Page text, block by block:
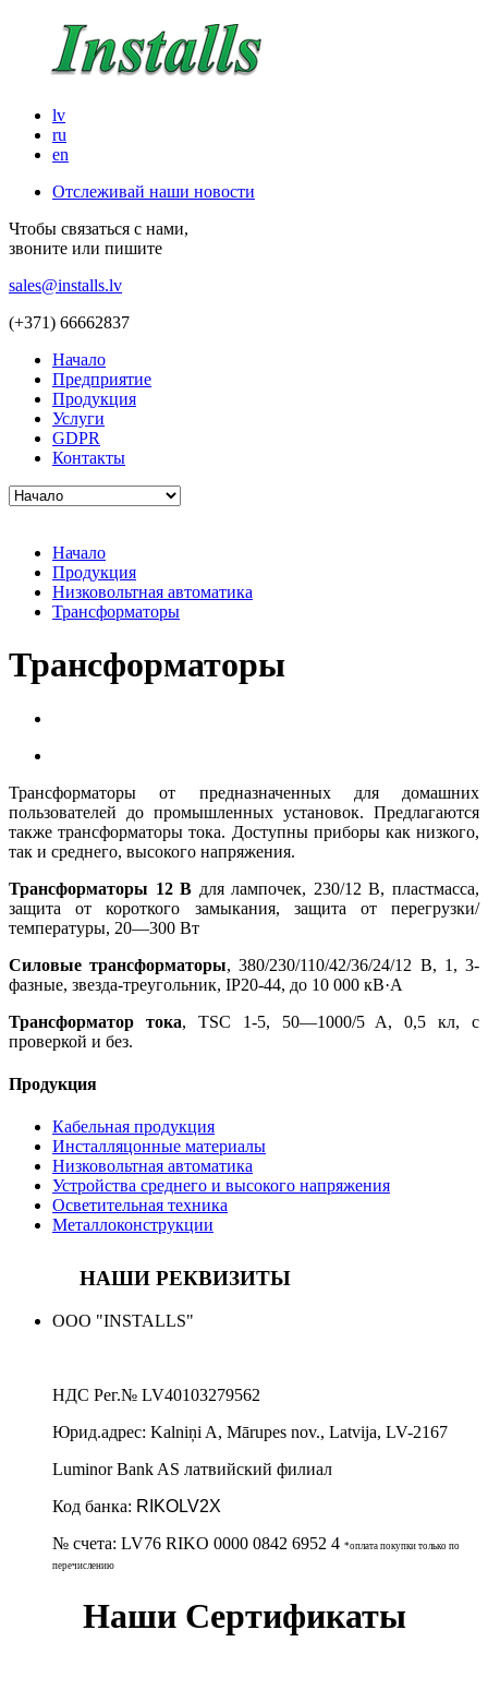
lv
ru
en
Отслеживай наши новости
Чтобы связаться с нами,
звоните или пишите
sales@installs.lv
(+371) 66662837
Начало
Предприятие
Продукция
Услуги
GDPR
Контакты
Начало
Продукция
Низковольтная автоматика
Трансформаторы
Трансформаторы
Трансформаторы от предназначенных для домашних
пользователей до промышленных установок. Предлагаются
также трансформаторы тока. Доступны приборы как низкого,
так и среднего, высокого напряжения.
Трансформаторы 12 В для лампочек, 230/12 В, пластмасса,
защита от короткого замыкания, защита от перегрузки/
температуры, 20—300 Вт
Силовые трансформаторы, 380/230/110/42/36/24/12 В, 1, 3-
фазные, звезда-треугольник, IP20-44, до 10 000 кВ·А
Трансформатор тока, TSC 1-5, 50—1000/5 A, 0,5 кл, с
проверкой и без.
Продукция
Кабельная продукция
Инсталляцонные материалы
Низковольтная автоматика
Устройства среднего и высокого напряжения
Осветительная техника
Металлоконструкции
НАШИ РЕКВИЗИТЫ
ООО "INSTALLS"
НДС Рег.№ LV40103279562
Юрид.адрес: Kalniņi A, Mārupes nov., Latvija, LV-2167
Luminor Bank AS латвийский филиал
Код банка: RIKOLV2X
№ счета: LV76 RIKO 0000 0842 6952 4 *оплата покупки только по
перечислению
Наши Сертификаты